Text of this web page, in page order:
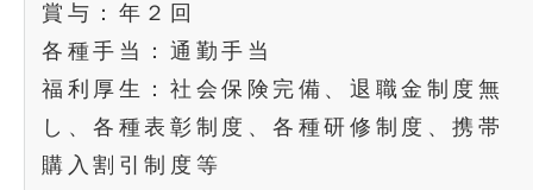
賞与：年２回
各種手当：通勤手当
福利厚生：社会保険完備、退職金制度無
し、各種表彰制度、各種研修制度、携帯
購入割引制度等